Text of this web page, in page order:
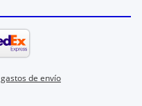
gastos de envío